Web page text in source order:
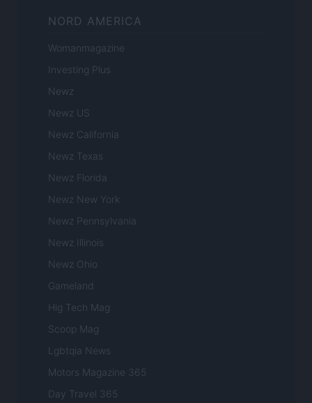
NORD AMERICA
Womanmagazine
Investing Plus
Newz
Newz US
Newz California
Newz Texas
Newz Florida
Newz New York
Newz Pennsylvania
Newz Illinois
Newz Ohio
Gameland
Hig Tech Mag
Scoop Mag
Lgbtqia News
Motors Magazine 365
Day Travel 365